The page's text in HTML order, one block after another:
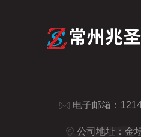
电子邮箱：
公司地址：金